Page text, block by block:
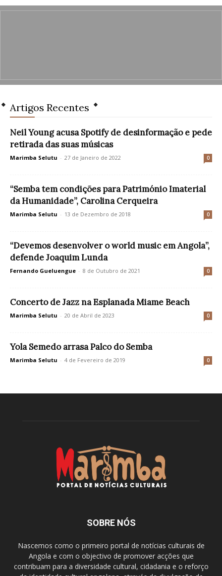
Artigos Recentes
Neil Young acusa Spotify de desinformação e pede
retirada das suas músicas
Marimba Selutu - 27 de Janeiro de 2022 0
“Semba tem condições para Património Imaterial
da Humanidade”, Carolina Cerqueira
Marimba Selutu - 13 de Dezembro de 2018 0
“Devemos desenvolver o world music em Angola”,
defende Joaquim Lunda
Fernando Gueluengue - 8 de Outubro de 2021 0
Concerto de Jazz na Esplanada Miame Beach
Marimba Selutu - 20 de Abril de 2023 0
Yola Semedo arrasa Palco do Semba
Marimba Selutu - 4 de Fevereiro de 2019 0
SOBRE NÓS
Nascemos como o primeiro portal de notícias culturais de
Angola e com o objectivo de promover acções que
contribuam para a diversidade cultural, cidadania e o reforço